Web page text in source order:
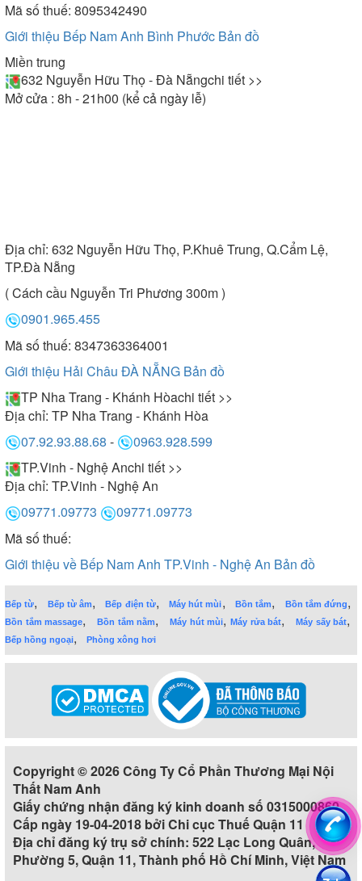
Mã số thuế: 8095342490
Giới thiệu Bếp Nam Anh Bình Phước Bản đồ
Miền trung
632 Nguyễn Hữu Thọ - Đà Nẵngchi tiết >>
Mở cửa : 8h - 21h00 (kể cả ngày lễ)
Địa chỉ: 632 Nguyễn Hữu Thọ, P.Khuê Trung, Q.Cẩm Lệ,
TP.Đà Nẵng
( Cách cầu Nguyễn Tri Phương 300m )
0901.965.455
Mã số thuế: 8347363364001
Giới thiệu Hải Châu ĐÀ NẴNG Bản đồ
TP Nha Trang - Khánh Hòachi tiết >>
Địa chỉ: TP Nha Trang - Khánh Hòa
07.92.93.88.68 -
0963.928.599
TP.Vinh - Nghệ Anchi tiết >>
Địa chỉ: TP.Vinh - Nghệ An
09771.09773
09771.09773
Mã số thuế:
Giới thiệu về Bếp Nam Anh TP.Vinh - Nghệ An Bản đồ
Bếp từ, Bếp từ âm,Bếp điện từ,Máy hút mùi, Bồn tắm, Bồn tắm đứng,
Bồn tắm massage,Bồn tắm nằm,Máy hút mùi,Máy rửa bát,Máy sấy bát,
Bếp hồng ngoại, Phòng xông hơi
Copyright © 2026 Công Ty Cổ Phần Thương Mại Nội
Thất Nam Anh
Giấy chứng nhận đăng ký kinh doanh số 0315000860
Cấp ngày 19-04-2018 bởi Chi cục Thuế Quận 11
Địa chỉ đăng ký trụ sở chính: 522 Lạc Long Quân,
Phường 5, Quận 11, Thành phố Hồ Chí Minh, Việt Nam